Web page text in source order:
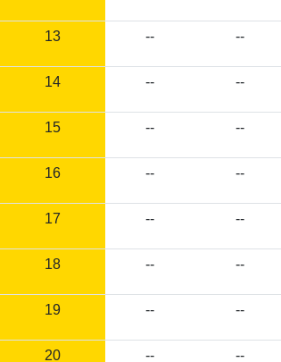
13 -- --
14 -- --
15 -- --
16 -- --
17 -- --
18 -- --
19 -- --
20 -- --